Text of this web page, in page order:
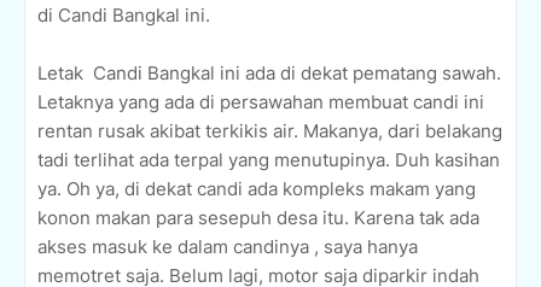
di Candi Bangkal ini.
Letak Candi Bangkal ini ada di dekat pematang sawah.
Letaknya yang ada di persawahan membuat candi ini
rentan rusak akibat terkikis air. Makanya, dari belakang
tadi terlihat ada terpal yang menutupinya. Duh kasihan
ya. Oh ya, di dekat candi ada kompleks makam yang
konon makan para sesepuh desa itu. Karena tak ada
akses masuk ke dalam candinya , saya hanya
memotret saja. Belum lagi, motor saja diparkir indah